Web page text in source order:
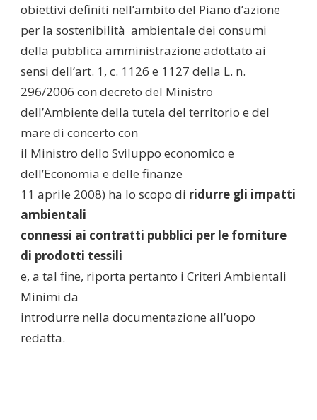
obiettivi definiti nell’ambito del Piano d’azione
per la sostenibilità ambientale dei consumi
della pubblica amministrazione adottato ai
sensi dell’art. 1, c. 1126 e 1127 della L. n.
296/2006 con decreto del Ministro
dell’Ambiente della tutela del territorio e del
mare di concerto con
il Ministro dello Sviluppo economico e
dell’Economia e delle finanze
11 aprile 2008) ha lo scopo di ridurre gli impatti
ambientali
connessi ai contratti pubblici per le forniture
di prodotti tessili
e, a tal fine, riporta pertanto i Criteri Ambientali
Minimi da
introdurre nella documentazione all’uopo
redatta.